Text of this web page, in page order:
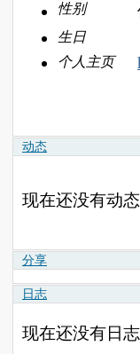
性别
生日
个人主页
动态
现在还没有动态
分享
日志
现在还没有日志